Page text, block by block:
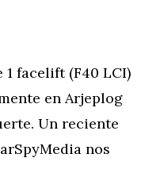
facelift (F40 LCI)
en Arjeplog
Un reciente
nos